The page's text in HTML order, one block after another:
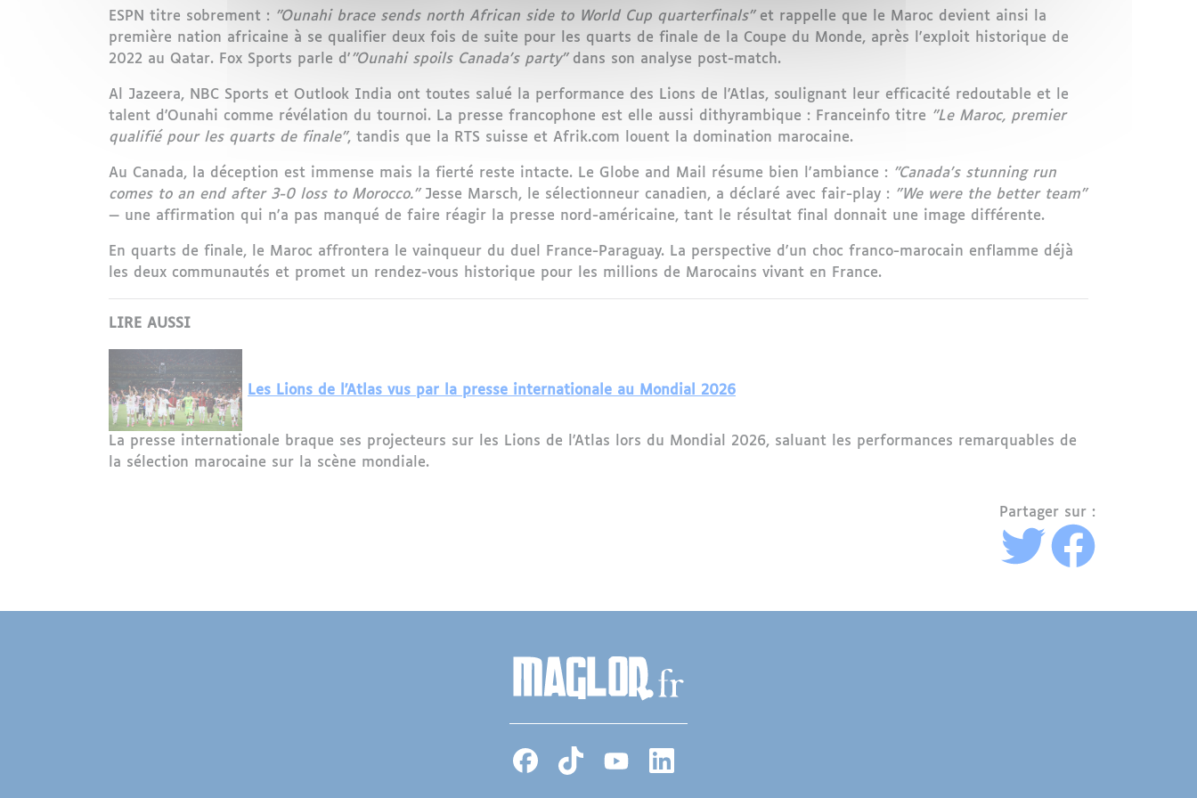
ESPN titre sobrement : "Ounahi brace sends north African side to World Cup quarterfinals"et rappelle que le Maroc devient ainsi la
première nation africaine à se qualifier deux fois de suite pour les quarts de finale de la Coupe du Monde, après l'exploit historique de
2022 au Qatar. Fox Sports parle d'"Ounahi spoils Canada's party"dans son analyse post-match.
Al Jazeera, NBC Sports et Outlook India ont toutes salué la performance des Lions de l'Atlas, soulignant leur efficacité redoutable et le
talent d'Ounahi comme révélation du tournoi. La presse francophone est elle aussi dithyrambique : Franceinfo titre "Le Maroc, premier
qualifié pour les quarts de finale", tandis que la RTS suisse et Afrik.com louent la domination marocaine.
Au Canada, la déception est immense mais la fierté reste intacte. Le Globe and Mail résume bien l'ambiance : "Canada's stunning run
comes to an end after 3-0 loss to Morocco."Jesse Marsch, le sélectionneur canadien, a déclaré avec fair-play : "We were the better team"
— une affirmation qui n'a pas manqué de faire réagir la presse nord-américaine, tant le résultat final donnait une image différente.
En quarts de finale, le Maroc affrontera le vainqueur du duel France-Paraguay. La perspective d'un choc franco-marocain enflamme déjà
les deux communautés et promet un rendez-vous historique pour les millions de Marocains vivant en France.
LIRE AUSSI
Les Lions de l'Atlas vus par la presse internationale au Mondial 2026
La presse internationale braque ses projecteurs sur les Lions de l'Atlas lors du Mondial 2026, saluant les performances remarquables de
la sélection marocaine sur la scène mondiale.
Partager sur :